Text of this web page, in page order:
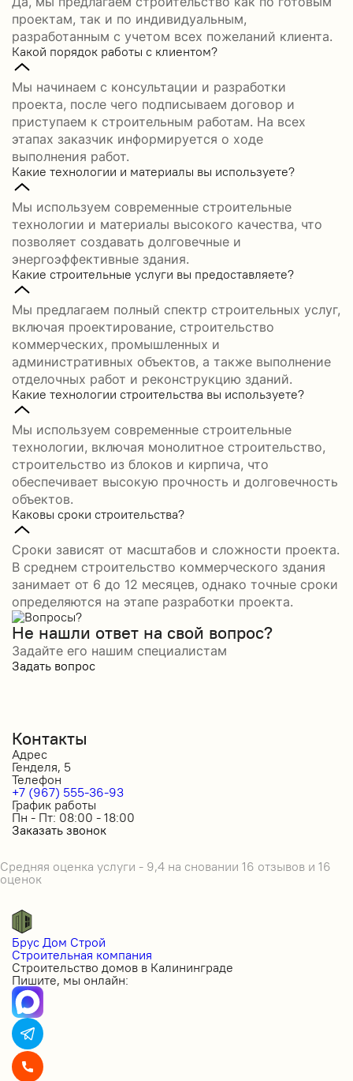
проектам, так и по индивидуальным,
разработанным с учетом всех пожеланий клиента.
Какой порядок работы с клиентом?
Мы начинаем с консультации и разработки
проекта, после чего подписываем договор и
приступаем к строительным работам. На всех
этапах заказчик информируется о ходе
выполнения работ.
Какие технологии и материалы вы используете?
Мы используем современные строительные
технологии и материалы высокого качества, что
позволяет создавать долговечные и
энергоэффективные здания.
Какие строительные услуги вы предоставляете?
Мы предлагаем полный спектр строительных услуг,
включая проектирование, строительство
коммерческих, промышленных и
административных объектов, а также выполнение
отделочных работ и реконструкцию зданий.
Какие технологии строительства вы используете?
Мы используем современные строительные
технологии, включая монолитное строительство,
строительство из блоков и кирпича, что
обеспечивает высокую прочность и долговечность
объектов.
Каковы сроки строительства?
Сроки зависят от масштабов и сложности проекта.
В среднем строительство коммерческого здания
занимает от 6 до 12 месяцев, однако точные сроки
определяются на этапе разработки проекта.
Не нашли ответ на свой вопрос?
Задайте его нашим специалистам
Задать вопрос
Контакты
Адрес
Генделя, 5
Телефон
+7 (967) 555-36-93
График работы
Пн - Пт: 08:00 - 18:00
Заказать звонок
Средняя оценка услуги - 9,4 на сновании 16 отзывов и 16
оценок
Брус Дом Строй
Строительная компания
Строительство домов в Калининграде
Пишите, мы онлайн: